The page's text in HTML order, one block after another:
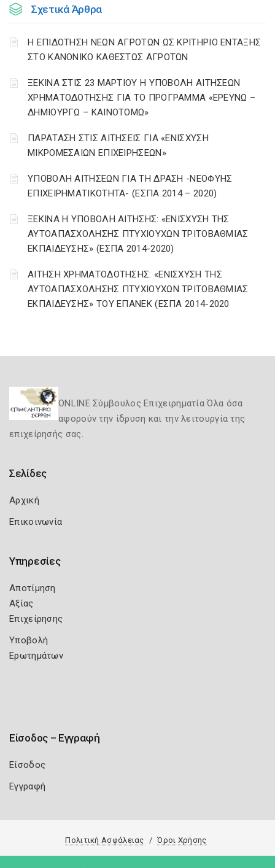
Σχετικά Άρθρα
Η ΕΠΙΔΟΤΗΣΗ ΝΕΩΝ ΑΓΡΟΤΩΝ ΩΣ ΚΡΙΤΗΡΙΟ ΕΝΤΑΞΗΣ
ΣΤΟ ΚΑΝΟΝΙΚΟ ΚΑΘΕΣΤΩΣ ΑΓΡΟΤΩΝ
ΞΕΚΙΝΑ ΣΤΙΣ 23 ΜΑΡΤΙΟΥ Η ΥΠΟΒΟΛΗ ΑΙΤΗΣΕΩΝ
ΧΡΗΜΑΤΟΔΟΤΗΣΗΣ ΓΙΑ ΤΟ ΠΡΟΓΡΑΜΜΑ «ΕΡΕΥΝΩ –
ΔΗΜΙΟΥΡΓΩ – ΚΑΙΝΟΤΟΜΩ»
ΠΑΡΑΤΑΣΗ ΣΤΙΣ ΑΙΤΗΣΕΙΣ ΓΙΑ «ΕΝΙΣΧΥΣΗ
ΜΙΚΡΟΜΕΣΑΙΩΝ ΕΠΙΧΕΙΡΗΣΕΩΝ»
ΥΠΟΒΟΛΗ ΑΙΤΗΣΕΩΝ ΓΙΑ ΤΗ ΔΡΑΣΗ -ΝΕΟΦΥΗΣ
ΕΠΙΧΕΙΡΗΜΑΤΙΚΟΤΗΤΑ- (ΕΣΠΑ 2014 – 2020)
ΞΕΚΙΝΑ Η ΥΠΟΒΟΛΗ ΑΙΤΗΣΗΣ: «ΕΝΙΣΧΥΣΗ ΤΗΣ
ΑΥΤΟΑΠΑΣΧΟΛΗΣΗΣ ΠΤΥΧΙΟΥΧΩΝ ΤΡΙΤΟΒΑΘΜΙΑΣ
ΕΚΠΑΙΔΕΥΣΗΣ» (ΕΣΠΑ 2014-2020)
ΑΙΤΗΣΗ ΧΡΗΜΑΤΟΔΟΤΗΣΗΣ: «ΕΝΙΣΧΥΣΗ ΤΗΣ
ΑΥΤΟΑΠΑΣΧΟΛΗΣΗΣ ΠΤΥΧΙΟΥΧΩΝ ΤΡΙΤΟΒΑΘΜΙΑΣ
ΕΚΠΑΙΔΕΥΣΗΣ» ΤΟΥ ΕΠΑΝΕΚ (ΕΣΠΑ 2014-2020
ONLINE Σύμβουλος Επιχειρηματία Όλα όσα
αφορούν την ίδρυση και την λειτουργία της
επιχείρησής σας.
Σελίδες
Αρχική
Επικοινωνία
Υπηρεσίες
Αποτίμηση
Αξίας
Επιχείρησης
Υποβολή
Ερωτημάτων
Είσοδος – Εγγραφή
Είσοδος
Εγγραφή
Πολιτική Ασφάλειας Όροι Χρήσης
Copyright 2026 Knowledge A.E.